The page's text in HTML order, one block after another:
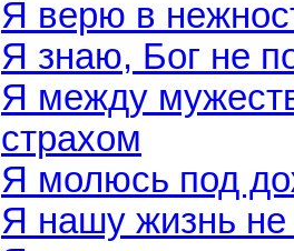
Я верю в
Я знаю, Бог не
Я между
страхом
Я молюсь под
Я нашу жизнь